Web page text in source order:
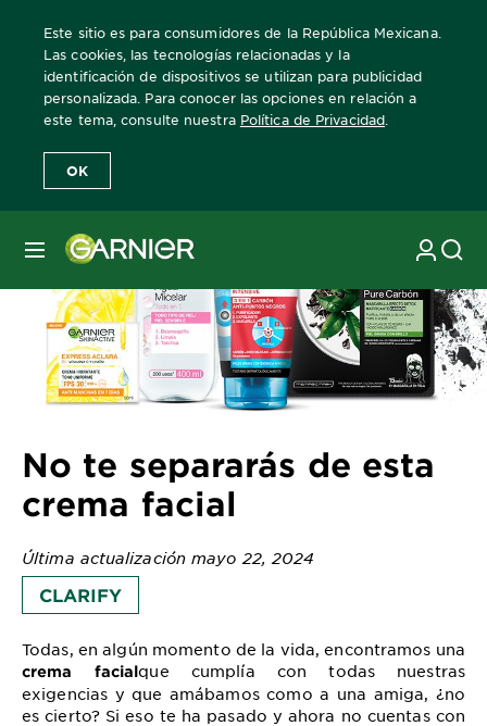
Este sitio es para consumidores de la República Mexicana.
Las cookies, las tecnologías relacionadas y la
identificación de dispositivos se utilizan para publicidad
personalizada. Para conocer las opciones en relación a
este tema, consulte nuestra Política de Privacidad
OK
MENÚ
Home Revista Garnier Consejos sobre el cuidado de la piel
No te separarás de esta
crema facial
Última actualización mayo 22, 2024
CLARIFY
Todas, en algún momento de la vida, encontramos una
crema facialque cumplía con todas nuestras
exigencias y que amábamos como a una amiga, ¿no
es cierto? Si eso te ha pasado y ahora no cuentas con